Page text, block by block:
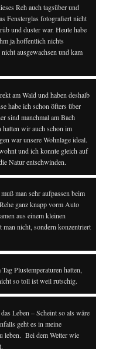
Reh auch tagsüber und
Fensterglas fotografiert nicht
und duster war. Heute habe
ja hoffentlich nichts
ausgewachsen und kam
am Wald und haben deshalb
habe ich schon öfters über
sind manchmal am Bach
wir auch schon im
war unsere Wohnlage ideal.
und ich konnte gleich auf
Natur entschwinden.
man sehr aufpassen beim
ganz knapp vorm Auto
aus einem kleinen
man nicht, sondern konzentriert
Plustemperaturen hatten,
so toll ist weil rutschig.
Leben – Scheint so als wäre
geht es in meine
leben. Bei dem Wetter wie